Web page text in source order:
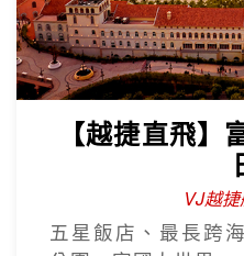
【越捷直飛
VJ越
五星飯店、最長跨